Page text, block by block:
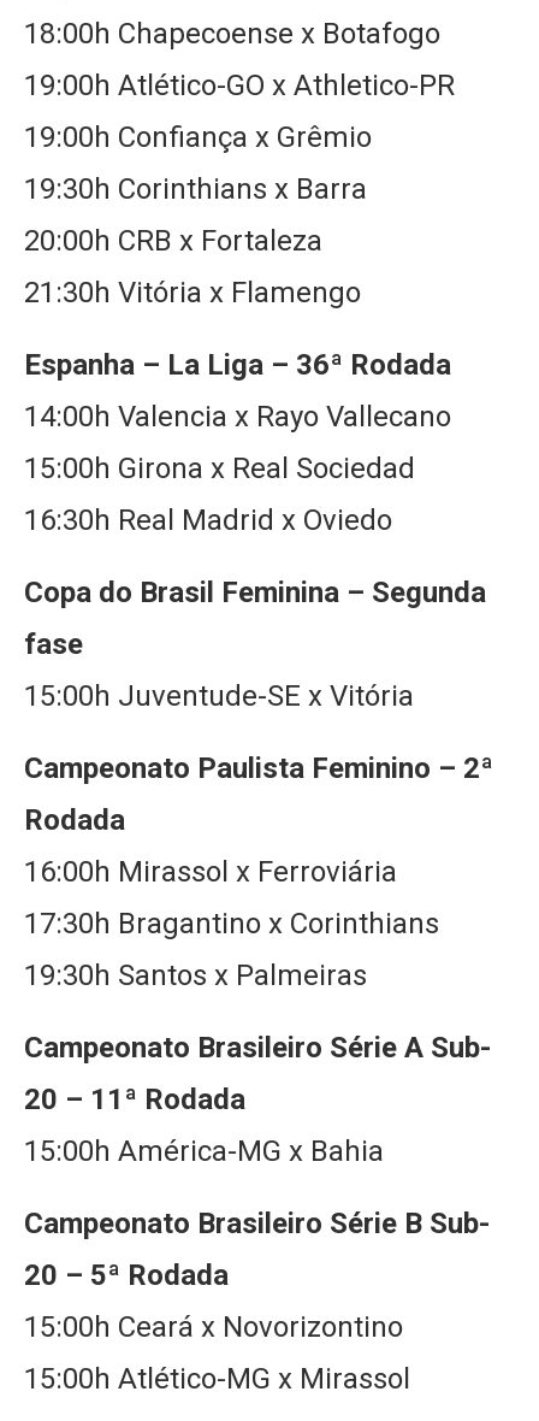
18:00h Chapecoense x Botafogo
19:00h Atlético-GO x Athletico-PR
19:00h Confiança x Grêmio
19:30h Corinthians x Barra
20:00h CRB x Fortaleza
21:30h Vitória x Flamengo
Espanha – La Liga – 36ª Rodada
14:00h Valencia x Rayo Vallecano
15:00h Girona x Real Sociedad
16:30h Real Madrid x Oviedo
Copa do Brasil Feminina – Segunda
fase
15:00h Juventude-SE x Vitória
Campeonato Paulista Feminino – 2ª
Rodada
16:00h Mirassol x Ferroviária
17:30h Bragantino x Corinthians
19:30h Santos x Palmeiras
Campeonato Brasileiro Série A Sub-
20 – 11ª Rodada
15:00h América-MG x Bahia
Campeonato Brasileiro Série B Sub-
20 – 5ª Rodada
15:00h Ceará x Novorizontino
15:00h Atlético-MG x Mirassol